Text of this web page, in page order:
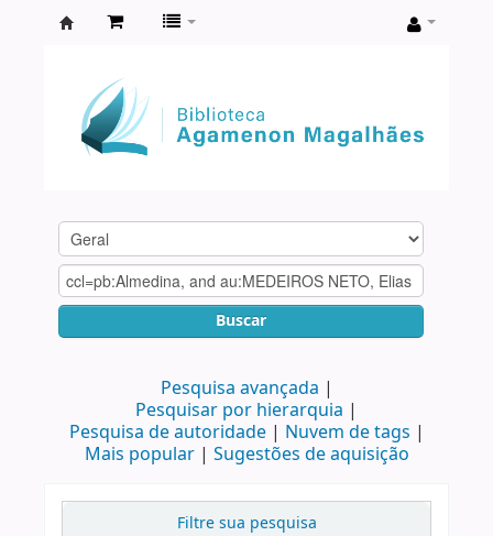
Agamenon
Magalhães
Buscar
Pesquisa avançada
Pesquisar por hierarquia
Pesquisa de autoridade
Nuvem de tags
Mais popular
Sugestões de aquisição
Filtre sua pesquisa